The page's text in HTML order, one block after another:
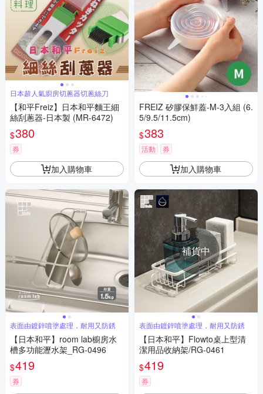
日本超人氣廚房切蔥器切蔥絲刀
【和平Freiz】日本和平麵王細
絲刮蔥器-日本製 (MR-6472)
$380
券
加入購物車
表面由鍍鋅噴塗處理，耐用又防銹
【日本和平】room lab櫥房水
槽多功能瀝水架_RG-0496
$419
券
FREIZ 矽膠保鮮蓋-M-3入組 (6.
5/9.5/11.5cm)
$383
活動 券
加入購物車
補貨中
表面由鍍鋅噴塗處理，耐用又防銹
【日本和平】Flowto桌上型清
潔用品收納架/RG-0461
$419
券